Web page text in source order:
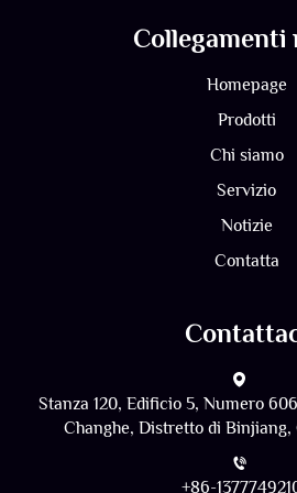
Collegamenti
Homepage
Prodotti
Chi siamo
Servizio
Notizie
Contatta
Stanza 120, Edificio 5, Numero
Changhe, Distretto di Binjiang,
+86-